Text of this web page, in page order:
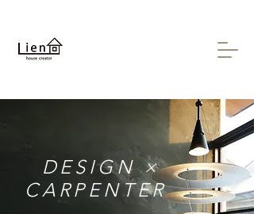
DESIGN ×
CARPENTER